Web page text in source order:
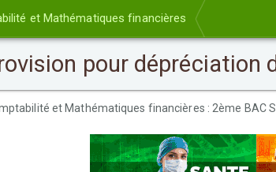
et Mathématiques financières
pour dépréciation
et Mathématiques financières : 2ème BAC